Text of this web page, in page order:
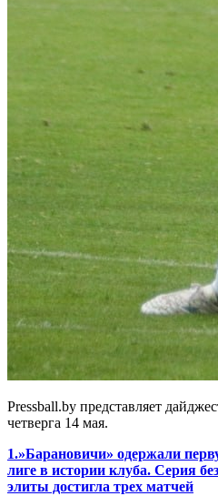
Pressball.by представляет
четверга 14 мая.
1.»Барановичи» одержали
лиге в истории клуба. Серия
элиты достигла трех матчей